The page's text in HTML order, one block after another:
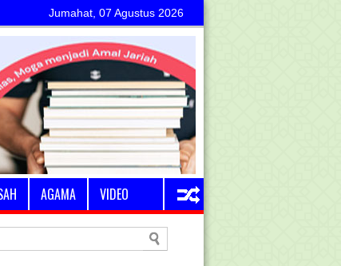
Jumahat, 07 Agustus 2026
AGAMA VIDEO